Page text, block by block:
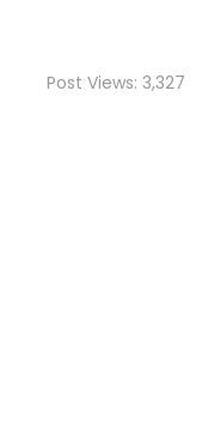
Post Views: 3,327